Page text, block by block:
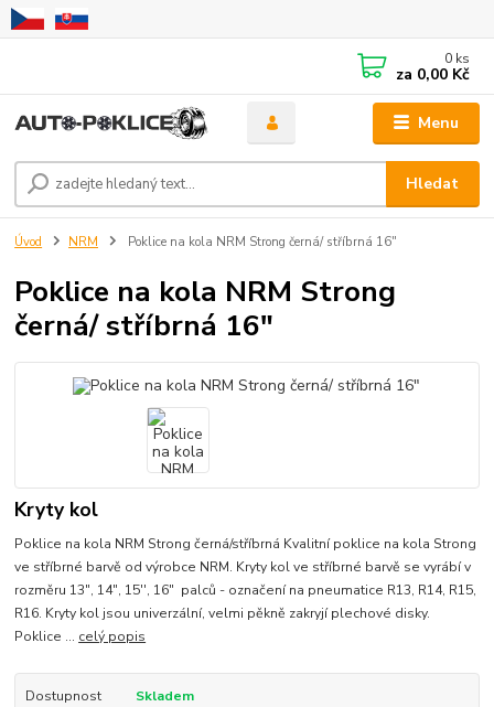
Menu
Hledat
0 ks
za 0,00 Kč
Úvod NRM Poklice na kola NRM Strong černá/ stříbrná 16"
Poklice na kola NRM Strong
černá/ stříbrná 16"
Kryty kol
Poklice na kola NRM Strong černá/stříbrná Kvalitní poklice na kola Strong
ve stříbrné barvě od výrobce NRM. Kryty kol ve stříbrné barvě se vyrábí v
rozměru 13", 14", 15'', 16" palců - označení na pneumatice R13, R14, R15,
R16. Kryty kol jsou univerzální, velmi pěkně zakryjí plechové disky.
Poklice ... celý popis
Dostupnost
Skladem